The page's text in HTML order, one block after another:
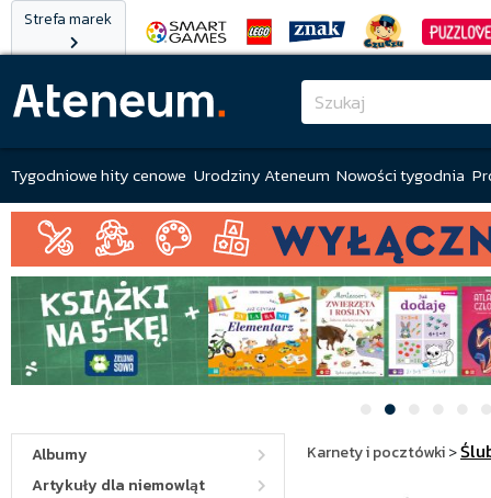
Strefa marek
Tygodniowe hity cenowe Urodziny Ateneum Nowości tygodnia
Albumy
Artykuły dla niemowląt
Karnety i pocztówki>